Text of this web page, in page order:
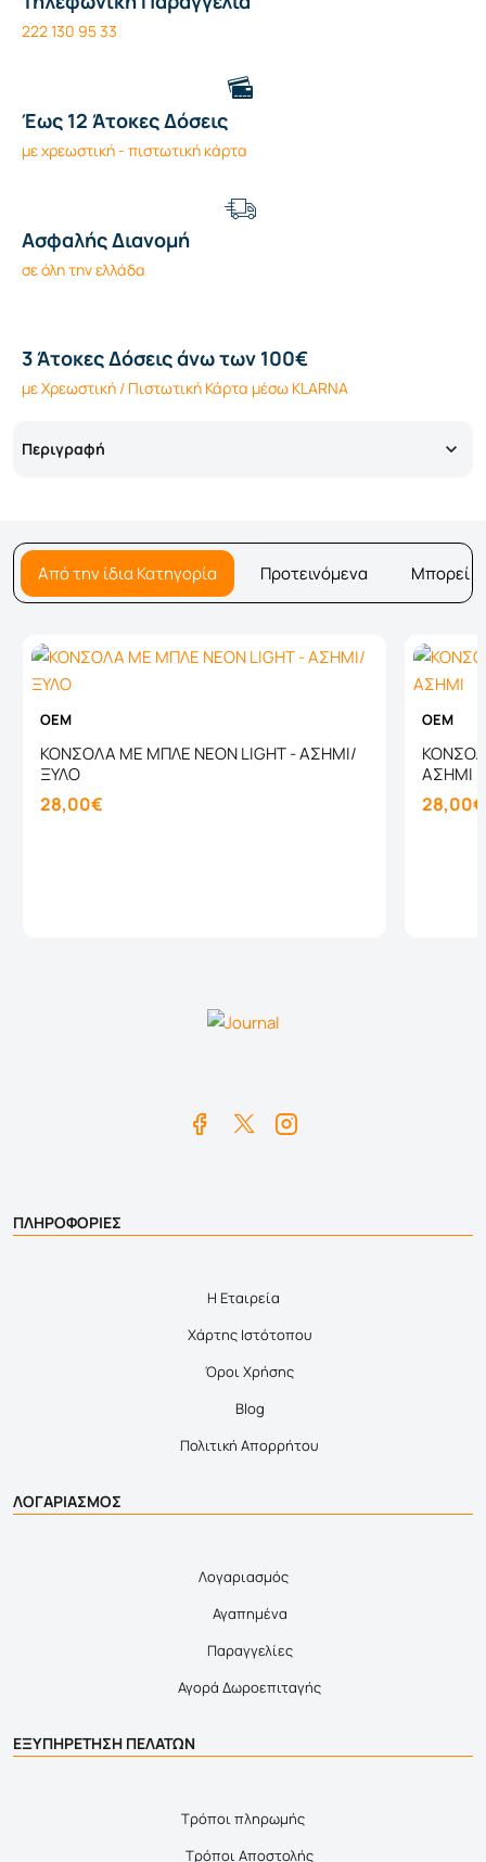
222 130 95 33
Έως 12 Άτοκες Δόσεις
με χρεωστική - πιστωτική κάρτα
Ασφαλής Διανομή
σε όλη την ελλάδα
3 Άτοκες Δόσεις άνω των 100€
με Χρεωστική / Πιστωτική Κάρτα μέσω KLARNA
Περιγραφή
Από την ίδια Κατηγορία Προτεινόμενα Μπορεί
OEM
ΚΟΝΣΟΛΑ ΜΕ ΜΠΛΕ NEON LIGHT - ΑΣΗΜΙ/
ΞΥΛΟ
28,00€
OEM
ΑΣΗΜΙ
28,00€
ΠΛΗΡΟΦΟΡΙΕΣ
Η Εταιρεία
Χάρτης Ιστότοπου
Όροι Χρήσης
Blog
Πολιτική Απορρήτου
ΛΟΓΑΡΙΑΣΜΟΣ
Λογαριασμός
Αγαπημένα
Παραγγελίες
Αγορά Δωροεπιταγής
ΕΞΥΠΗΡΕΤΗΣΗ ΠΕΛΑΤΩΝ
Τρόποι πληρωμής
Τρόποι Αποστολής